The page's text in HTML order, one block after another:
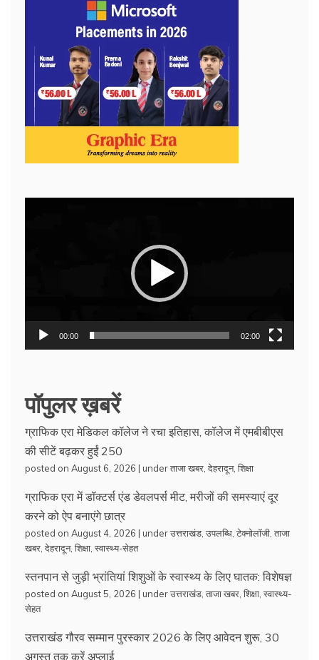
00:00 02:00
पॉपुलर ख़बरें
ग्राफिक एरा मेडिकल कॉलेज ने रचा इतिहास, कॉलेज में एमबीबीएस
की सीटें बढ़कर हुईं 250
posted on August 6, 2026 | underताजा खबर देहरादून, शिक्षा
ग्राफिक एरा में डॉक्टर्स एंड डेवलपर्स मीट, मरीजों की समस्याएं दूर
करने को ऐप बनाएंगे छात्र
posted on August 4, 2026 | underउत्तराखंड उपलब्धि टेक्नोलॉजी ताजा
खबर देहरादून, शिक्षा स्वास्थ्य-सेहत
स्तनपान से जुड़ी भ्रांतियां शिशुओं के स्वास्थ्य के लिए घातक: विशेषज्ञ
posted on August 5, 2026 | underउत्तराखंड ताजा खबर शिक्षा स्वास्थ्य-
सेहत
उत्तराखंड गौरव सम्मान पुरस्कार 2026 के लिए आवेदन शुरू, 30
अगस्त तक करें अप्लाई